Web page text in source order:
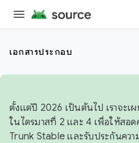
เอกสารประกอบ
ตั้งแต่ปี 2026 เป็นต้นไป เราจะเ
ในไตรมาสที่ 2 และ 4 เพื่อให้สอ
Trunk Stable และรับประกันคว